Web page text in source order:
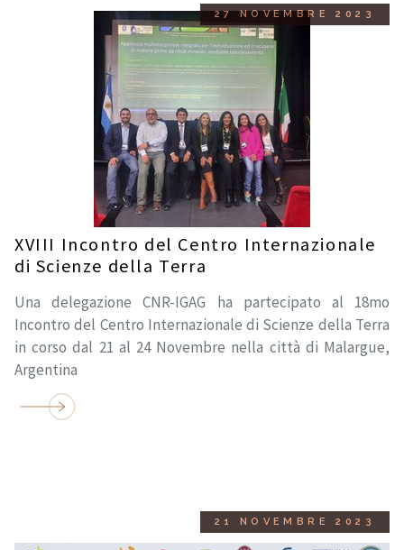
27 NOVEMBRE 2023
XVIII Incontro del Centro Internazionale
di Scienze della Terra
Una delegazione CNR-IGAG ha partecipato al 18mo
Incontro del Centro Internazionale di Scienze della Terra
in corso dal 21 al 24 Novembre nella città di Malargue,
Argentina
21 NOVEMBRE 2023